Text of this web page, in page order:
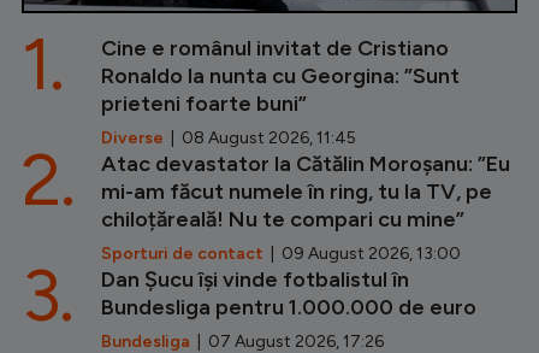
Cine e românul invitat de Cristiano
Ronaldo la nunta cu Georgina: ”Sunt
prieteni foarte buni”
Diverse | 08 August 2026, 11:45
1.
Atac devastator la Cătălin Moroșanu: ”Eu
mi-am făcut numele în ring, tu la TV, pe
chiloțăreală! Nu te compari cu mine”
Sporturi de contact | 09 August 2026, 13:00
2.
Dan Șucu își vinde fotbalistul în
Bundesliga pentru 1.000.000 de euro
Bundesliga | 07 August 2026, 17:26
3.